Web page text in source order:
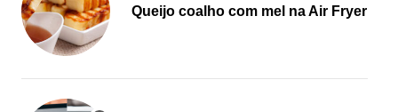
Queijo coalho com mel na Air Fryer